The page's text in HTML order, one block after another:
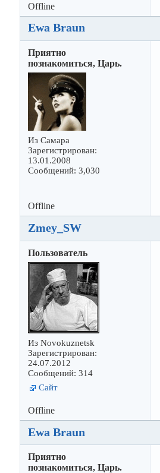
Offline
Ewa Braun
Приятно
познакомиться, Царь.
Из Самара
Зарегистрирован:
13.01.2008
Сообщений: 3,030
Offline
Zmey_SW
Пользователь
Из Novokuznetsk
Зарегистрирован:
24.07.2012
Сообщений: 314
Сайт
Offline
Ewa Braun
Приятно
познакомиться, Царь.